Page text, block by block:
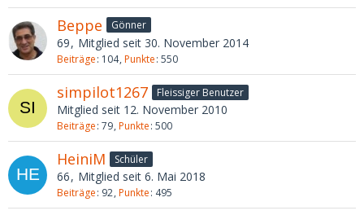
Beppe Gönner
69 Mitglied seit 30. November 2014
Beiträge 104 Punkte 550
simpilot1267 Fleissiger Benutzer
Mitglied seit 12. November 2010
Beiträge 79 Punkte 500
HeiniM Schüler
66 Mitglied seit 6. Mai 2018
Beiträge 92 Punkte 495